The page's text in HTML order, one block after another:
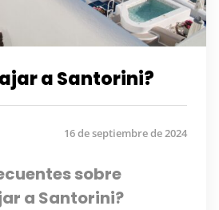
a Santorini?
16 de septiembre de 2024
sobre
a Santorini?